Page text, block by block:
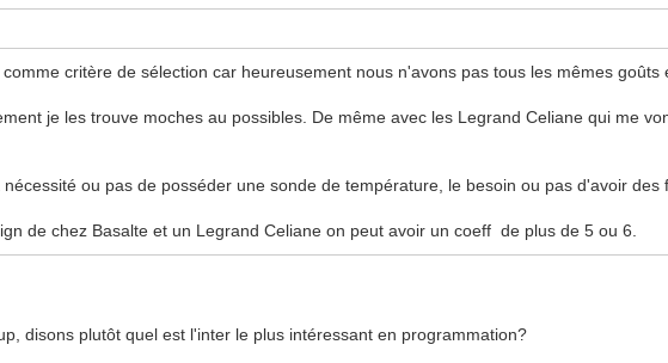
critère de sélection car heureusement nous n'avons pas tous les mêmes goûts
je les trouve moches au possibles. De même avec les Legrand Celiane qui me
ou pas de posséder une sonde de température, le besoin ou pas d'avoir des
de chez Basalte et un Legrand Celiane on peut avoir un coeff de plus de 5 ou 6.
disons plutôt quel est l'inter le plus intéressant en programmation?